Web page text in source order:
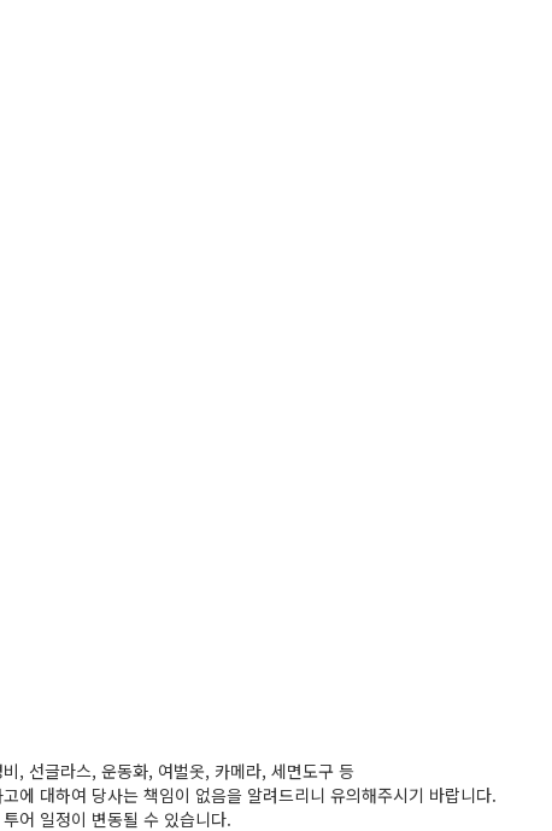
, 선글라스, 운동화, 여벌옷, 카메라, 세면도구 등
에 대하여 당사는 책임이 없음을 알려드리니 유의해주시기 바랍니다.
어 일정이 변동될 수 있습니다.